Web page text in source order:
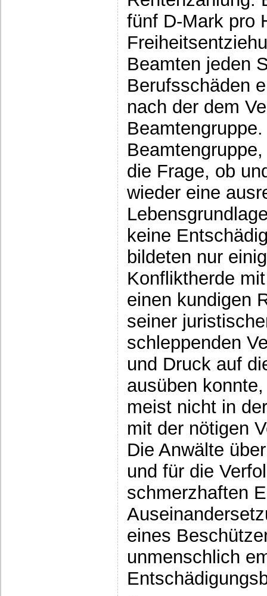
fünf D-Mark pro
Beamten jeden
Berufsschäden
nach der dem
die Frage, ob
wieder eine
keine
bildeten nur
Konfliktherde
einen kundigen
seiner
schleppenden
und Druck auf
ausüben
meist nicht in
mit der nötigen
Die Anwälte
und für die
schmerzhaften
eines
unmenschlich